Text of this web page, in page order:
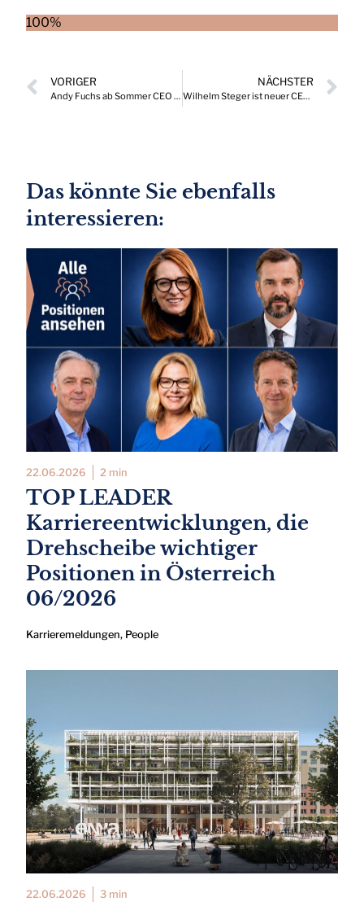
100%
VORIGER
Andy Fuchs ab Sommer CEO von durchblicker.at
NÄCHSTER
Wilhelm Steger ist neuer CEO der ZKW Group
Das könnte Sie ebenfalls
interessieren:
22.06.2026 2 min
TOP LEADER
Karriereentwicklungen, die
Drehscheibe wichtiger
Positionen in Österreich
06/2026
Karrieremeldungen, People
22.06.2026 3 min